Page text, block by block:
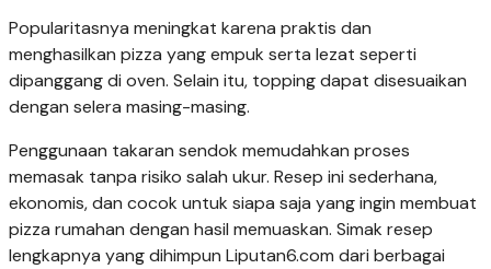
Popularitasnya meningkat karena praktis dan
menghasilkan pizza yang empuk serta lezat seperti
dipanggang di oven. Selain itu, topping dapat disesuaikan
dengan selera masing-masing.
Penggunaan takaran sendok memudahkan proses
memasak tanpa risiko salah ukur. Resep ini sederhana,
ekonomis, dan cocok untuk siapa saja yang ingin membuat
pizza rumahan dengan hasil memuaskan. Simak resep
lengkapnya yang dihimpun Liputan6.com dari berbagai